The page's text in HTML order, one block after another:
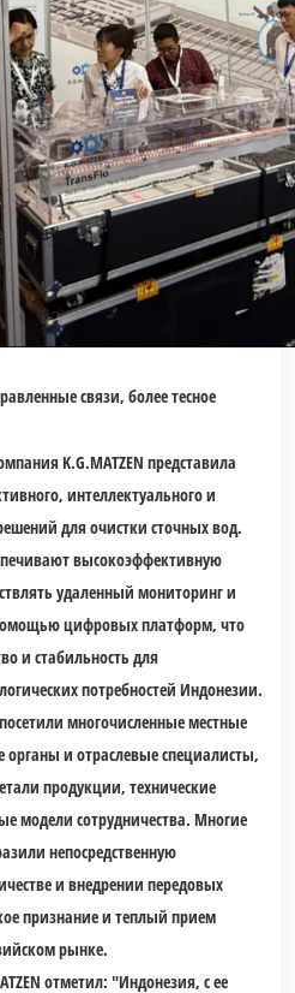
связи, более тесное
K.G.MATZEN представила
интеллектуального и
для очистки сточных вод.
высокоэффективную
удаленный мониторинг и
цифровых платформ, что
и стабильность для
потребностей Индонезии.
многочисленные местные
органы и отраслевые специалисты,
продукции, технические
модели сотрудничества. Многие
непосредственную
и внедрении передовых
признание и теплый прием
рынке.
отметил:"Индонезия, с ее